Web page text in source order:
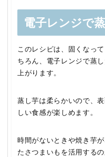
電子レンジで
このレシピは、固くなっ
ちろん、電子レンジで蒸
上がります。
蒸し芋は柔らかいので、
しい食感が楽しめます。
時間がないときや焼き芋
たさつまいもを活用するの